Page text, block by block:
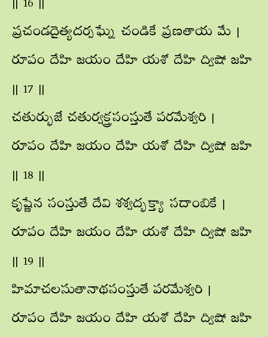
|| 16 ||
ప్రచండదైత్యదర్పఘ్నే చండికే ప్రణతాయ మే |
రూపం దేహి జయం దేహి యశో దేహి ద్విషో జహి
|| 17 ||
చతుర్భుజే చతుర్వక్త్రసంస్తుతే పరమేశ్వరి |
రూపం దేహి జయం దేహి యశో దేహి ద్విషో జహి
|| 18 ||
కృష్ణేన సంస్తుతే దేవి శశ్వద్భక్త్యా సదాంబికే |
రూపం దేహి జయం దేహి యశో దేహి ద్విషో జహి
|| 19 ||
హిమాచలసుతానాథసంస్తుతే పరమేశ్వరి |
రూపం దేహి జయం దేహి యశో దేహి ద్విషో జహి